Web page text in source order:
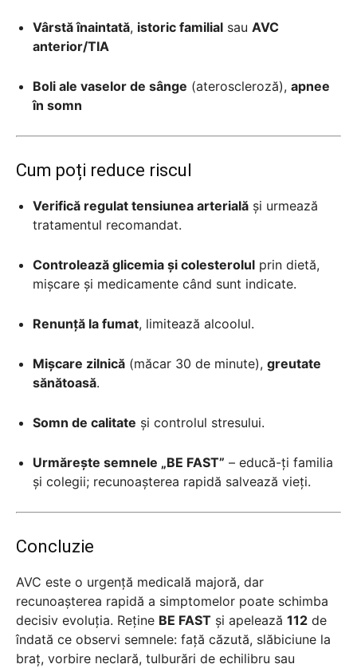
Vârstă înaintată, istoric familial sau AVC
anterior/TIA
Boli ale vaselor de sânge (ateroscleroză), apnee
în somn
Cum poți reduce riscul
Verifică regulat tensiunea arterială și urmează
tratamentul recomandat.
Controlează glicemia și colesterolul prin dietă,
mișcare și medicamente când sunt indicate.
Renunță la fumat, limitează alcoolul.
Mișcare zilnică (măcar 30 de minute), greutate
sănătoasă.
Somn de calitate și controlul stresului.
Urmărește semnele „BE FAST” – educă-ți familia
și colegii; recunoașterea rapidă salvează vieți.
Concluzie
AVC este o urgență medicală majoră, dar
recunoașterea rapidă a simptomelor poate schimba
decisiv evoluția. Reține BE FAST și apelează 112 de
îndată ce observi semnele: față căzută, slăbiciune la
braț, vorbire neclară, tulburări de echilibru sau